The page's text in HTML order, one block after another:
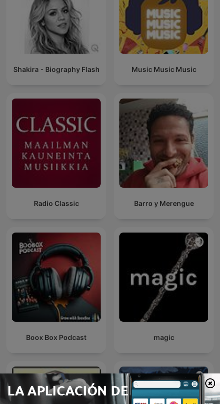
Shakira - Biography Flash Music Music Music
Radio Classic Barro y Merengue
Boox Box Podcast magic